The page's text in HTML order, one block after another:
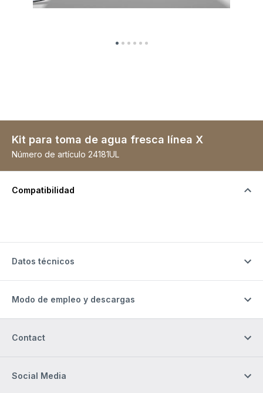
Kit para toma de agua fresca línea X
Número de artículo 24181UL
Compatibilidad
Datos técnicos
Modo de empleo y descargas
Contact
Social Media